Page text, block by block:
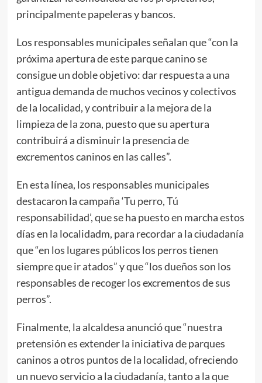
principalmente papeleras y bancos.
Los responsables municipales señalan que “con la
próxima apertura de este parque canino se
consigue un doble objetivo: dar respuesta a una
antigua demanda de muchos vecinos y colectivos
de la localidad, y contribuir a la mejora de la
limpieza de la zona, puesto que su apertura
contribuirá a disminuir la presencia de
excrementos caninos en las calles”.
En esta línea, los responsables municipales
destacaron la campaña ‘Tu perro, Tú
responsabilidad’, que se ha puesto en marcha estos
días en la localidadm, para recordar a la ciudadanía
que “en los lugares públicos los perros tienen
siempre que ir atados” y que “los dueños son los
responsables de recoger los excrementos de sus
perros”.
Finalmente, la alcaldesa anunció que “nuestra
pretensión es extender la iniciativa de parques
caninos a otros puntos de la localidad, ofreciendo
un nuevo servicio a la ciudadanía, tanto a la que